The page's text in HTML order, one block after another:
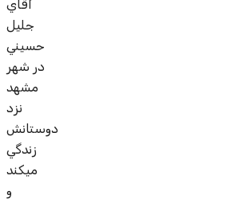
آقاي
جليل
حسيني
در شهر
مشهد
نزد
دوستانش
زندگي
ميکند
و